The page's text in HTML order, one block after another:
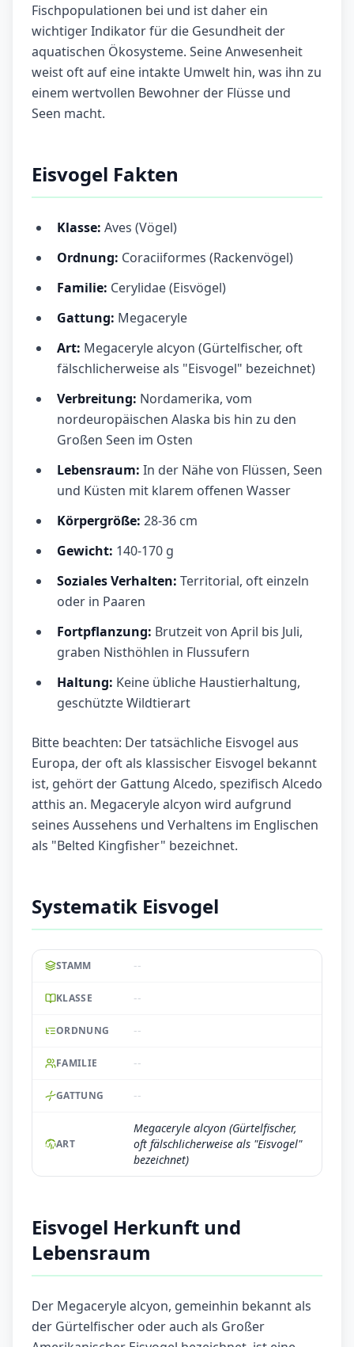
Fischpopulationen bei und ist daher ein
wichtiger Indikator für die Gesundheit der
aquatischen Ökosysteme. Seine Anwesenheit
weist oft auf eine intakte Umwelt hin, was ihn zu
einem wertvollen Bewohner der Flüsse und
Seen macht.
Eisvogel Fakten
Klasse: Aves (Vögel)
Ordnung: Coraciiformes (Rackenvögel)
Familie: Cerylidae (Eisvögel)
Gattung: Megaceryle
Art: Megaceryle alcyon (Gürtelfischer, oft
fälschlicherweise als "Eisvogel" bezeichnet)
Verbreitung: Nordamerika, vom
nordeuropäischen Alaska bis hin zu den
Großen Seen im Osten
Lebensraum: In der Nähe von Flüssen, Seen
und Küsten mit klarem offenen Wasser
Körpergröße: 28-36 cm
Gewicht: 140-170 g
Soziales Verhalten: Territorial, oft einzeln
oder in Paaren
Fortpflanzung: Brutzeit von April bis Juli,
graben Nisthöhlen in Flussufern
Haltung: Keine übliche Haustierhaltung,
geschützte Wildtierart
Bitte beachten: Der tatsächliche Eisvogel aus
Europa, der oft als klassischer Eisvogel bekannt
ist, gehört der Gattung Alcedo, spezifisch Alcedo
atthis an. Megaceryle alcyon wird aufgrund
seines Aussehens und Verhaltens im Englischen
als "Belted Kingfisher" bezeichnet.
Systematik Eisvogel
STAMM --
KLASSE --
ORDNUNG --
FAMILIE --
GATTUNG --
ART
Megaceryle alcyon (Gürtelfischer,
oft fälschlicherweise als "Eisvogel"
bezeichnet)
Eisvogel Herkunft und
Lebensraum
Der Megaceryle alcyon, gemeinhin bekannt als
der Gürtelfischer oder auch als Großer